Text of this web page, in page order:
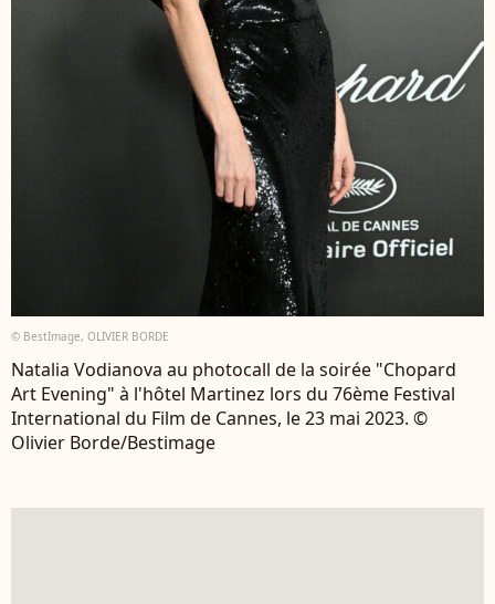
© BestImage, OLIVIER BORDE
Natalia Vodianova au photocall de la soirée "Chopard
Art Evening" à l'hôtel Martinez lors du 76ème Festival
International du Film de Cannes, le 23 mai 2023. ©
Olivier Borde/Bestimage